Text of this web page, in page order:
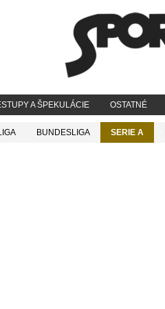
A ŠPEKULÁCIE OSTATNÉ
BUNDESLIGA SERIE A